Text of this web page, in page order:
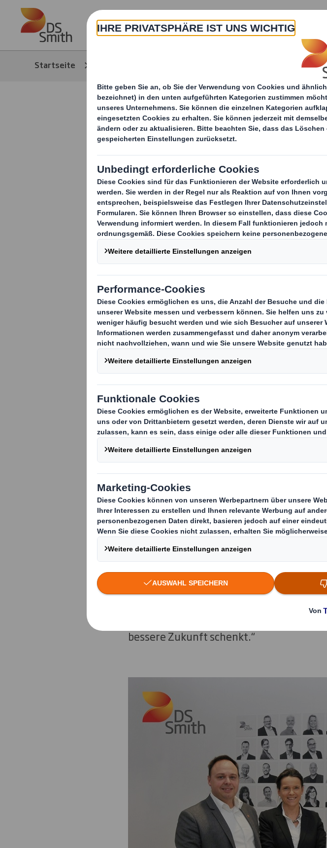
Skip to main content
Über Uns Produkte & Service
Startseite DS
Spenden statt
spendet erneut
Leuchtende Kinderaugen und
Gesicht – so sollte
aussehen. Die Realität sieht
Erde leider anders aus. Viele
Krankheiten, die bei uns in
werden können. DS Smith hat
Folge dazu entschieden,
Weihnachten an UNICEF zu
Unternehmens mit einem
dazu bei, dass hunderte Kinder
eine Zukunft bekommen.
„Für DS Smith steht Nachhaltigkeit ganz
Managing Director bei DS Smith in der
nur auf die Verpackungen und Displays,
Basismaterial Wellpappe produzieren
unseren Werken aktiv vorantreiben. Wir
Verantwortung wahrnehmen und hier
wir bereits seit vielen Jahren die Arbeit
bessere Zukunft schenkt.“